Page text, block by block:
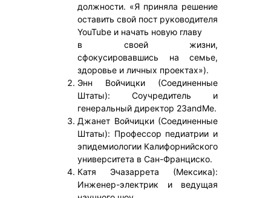
должности. «Я приняла решение
оставить свой пост руководителя
YouTube и начать новую главу
в своей жизни,
сфокусировавшись на семье,
здоровье и личных проектах»).
Энн Войчицки (Соединенные
Штаты): Соучредитель и
генеральный директор 23andMe.
Джанет Войчицки (Соединенные
Штаты): Профессор педиатрии и
эпидемиологии Калифорнийского
университета в Сан-Франциско.
Катя Эчазаррета (Мексика):
Инженер-электрик и ведущая